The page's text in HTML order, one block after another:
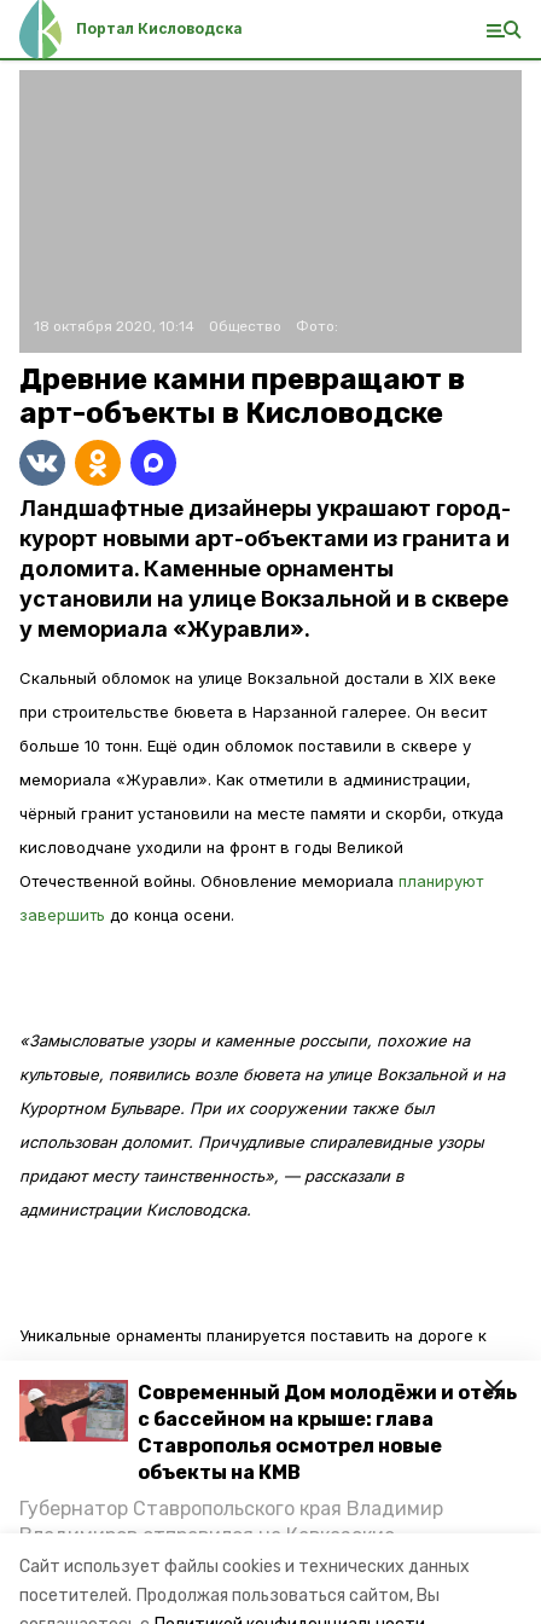
Сайт использует файлы cookies и технических данных
посетителей. Продолжая пользоваться сайтом, Вы
Современный Дом молодёжи и отель
с бассейном на крыше: глава
Ставрополья осмотрел новые
объекты на КМВ
Губернатор Ставропольского края Владимир
Владимиров отправился на Кавказские
Минеральные Воды, чтобы проинспектировать
строительство объектов в Кисловодске и
Минводах, а также выслушать предложения о
Портал Кисловодска
18 октября 2020, 10:14 Общество Фото:
Древние камни превращают в
арт-объекты в Кисловодске
Ландшафтные дизайнеры украшают город-
курорт новыми арт-объектами из гранита и
доломита. Каменные орнаменты
установили на улице Вокзальной и в сквере
у мемориала «Журавли».
Скальный обломок на улице Вокзальной достали в XIX веке
при строительстве бювета в Нарзанной галерее. Он весит
больше 10 тонн. Ещё один обломок поставили в сквере у
мемориала «Журавли». Как отметили в администрации,
чёрный гранит установили на месте памяти и скорби, откуда
кисловодчане уходили на фронт в годы Великой
Отечественной войны. Обновление мемориала планируют
завершить до конца осени.
«Замысловатые узоры и каменные россыпи, похожие на
культовые, появились возле бювета на улице Вокзальной и на
Курортном Бульваре. При их сооружении также был
использован доломит. Причудливые спиралевидные узоры
придают месту таинственность», — рассказали в
администрации Кисловодска.
Уникальные орнаменты планируется поставить на дороге к
ландшафтное озеленение, и вскоре его дополнят каменные
узоры как предвестники скорой встречи с самой высокой
вершиной Европы.
Фото: администрация Кисловодска.